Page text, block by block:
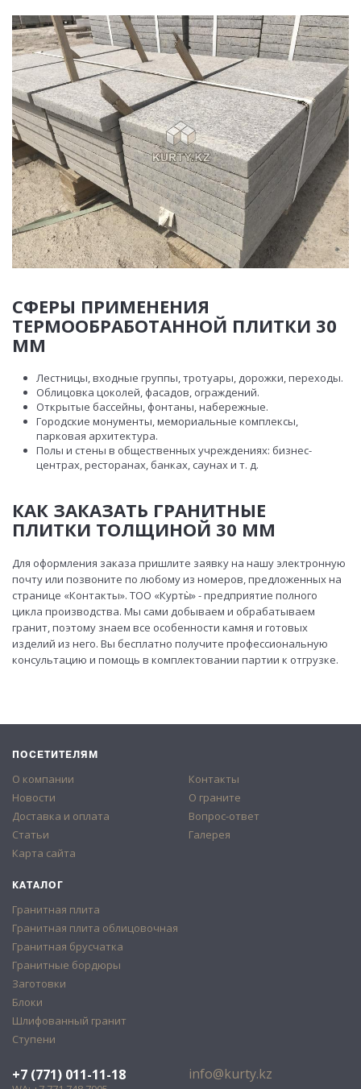
СФЕРЫ ПРИМЕНЕНИЯ
ТЕРМООБРАБОТАННОЙ ПЛИТКИ 30
ММ
Лестницы, входные группы, тротуары, дорожки, переходы.
Облицовка цоколей, фасадов, ограждений.
Открытые бассейны, фонтаны, набережные.
Городские монументы, мемориальные комплексы,
парковая архитектура.
Полы и стены в общественных учреждениях: бизнес-
центрах, ресторанах, банках, саунах и т. д.
КАК ЗАКАЗАТЬ ГРАНИТНЫЕ
ПЛИТКИ ТОЛЩИНОЙ 30 ММ
Для оформления заказа пришлите заявку на нашу электронную
почту или позвоните по любому из номеров, предложенных на
странице «Контакты». ТОО «Курты̀» - предприятие полного
цикла производства. Мы сами добываем и обрабатываем
гранит, поэтому знаем все особенности камня и готовых
изделий из него. Вы бесплатно получите профессиональную
консультацию и помощь в комплектовании партии к отгрузке.
ПОСЕТИТЕЛЯМ
О компании
Новости
Доставка и оплата
Статьи
Карта сайта
Контакты
О граните
Вопрос-ответ
Галерея
КАТАЛОГ
Гранитная плита
Гранитная плита облицовочная
Гранитная брусчатка
Гранитные бордюры
Заготовки
Блоки
Шлифованный гранит
Ступени
+7 (771) 011-11-18 info@kurty.kz